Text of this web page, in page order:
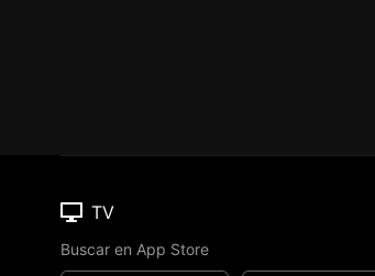
TV
Buscar en App Store